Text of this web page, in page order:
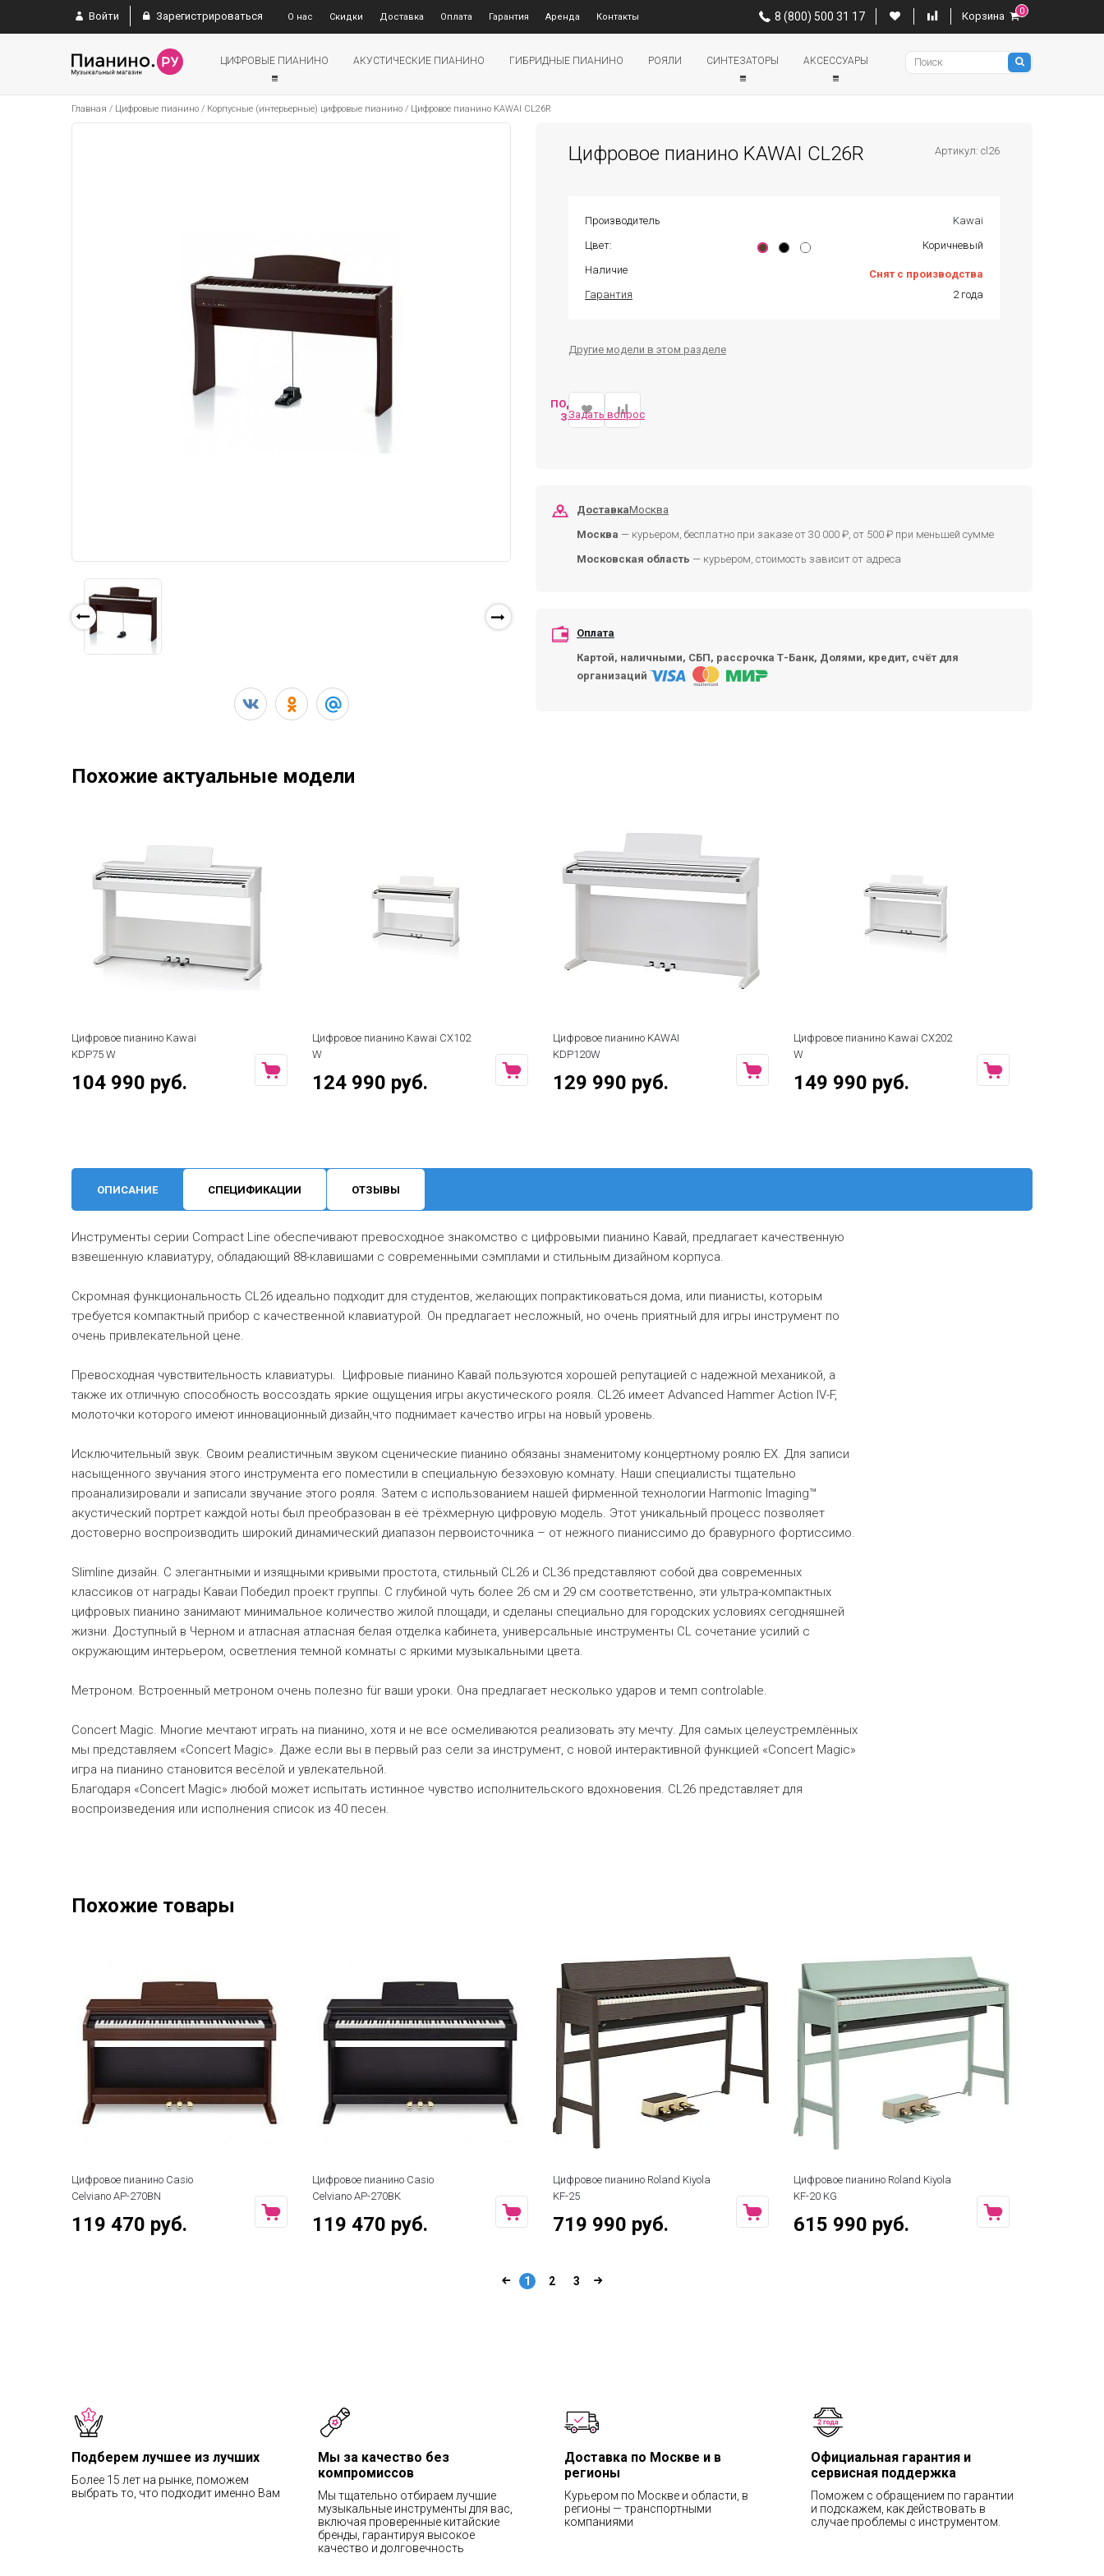
8 (800) 500 31 17 Корзина
Pianino
Войти Зарегистрироваться О нас Скидки Доставка Оплата Гарантия Аренда Контакты 8 (800) 500 31 17 Корзина 0
ЦИФРОВЫЕ ПИАНИНО АКУСТИЧЕСКИЕ ПИАНИНО ГИБРИДНЫЕ ПИАНИНО РОЯЛИ СИНТЕЗАТОРЫ АКСЕССУАРЫ
Главная / Цифровые пианино / Корпусные (интерьерные) цифровые пианино / Цифровое пианино KAWAI CL26R
Цифровое пианино KAWAI CL26R Артикул: cl26
Производитель
Kawai
Цвет:
Коричневый
Наличие
Снят с производства
Гарантия
2 года
Другие модели в этом разделе
ПОДОБРАТЬ
ЗАМЕНУ
Задать вопрос
ДоставкаМосква
Москва — курьером, бесплатно при заказе от 30 000 ₽, от 500 ₽ при меньшей сумме
Московская область — курьером, стоимость зависит от адреса
Оплата
Картой, наличными, СБП, рассрочка Т-Банк, Долями, кредит, счёт для
организаций
Похожие актуальные модели
Цифровое пианино Kawai
KDP75 W
104 990 руб.
Цифровое пианино Kawai CX102
W
124 990 руб.
Цифровое пианино KAWAI
KDP120W
129 990 руб.
Цифровое пианино Kawai CX202
W
149 990 руб.
ОПИСАНИЕ СПЕЦИФИКАЦИИ ОТЗЫВЫ
Инструменты cерии Compact Line обеспечивают превосходное знакомство с цифровыми пианино Кавай, предлагает качественную
взвешенную клавиатуру, обладающий 88-клавишами с современными сэмплами и стильным дизайном корпуса.
Скромная функциональность CL26 идеально подходит для студентов, желающих попрактиковаться дома, или пианисты, которым
требуется компактный прибор с качественной клавиатурой. Он предлагает несложный, но очень приятный для игры инструмент по
очень привлекательной цене.
Превосходная чувствительность клавиатуры. Цифровые пианино Кавай пользуются хорошей репутацией с надежной механикой, а
также их отличную способность воссоздать яркие ощущения игры акустического рояля. CL26 имеет Advanced Hammer Action IV-F,
молоточки которого имеют инновационный дизайн,что поднимает качество игры на новый уровень.
Исключительный звук. Своим реалистичным звуком сценические пианино обязаны знаменитому концертному роялю ЕХ. Для записи
насыщенного звучания этого инструмента его поместили в специальную безэховую комнату. Наши специалисты тщательно
проанализировали и записали звучание этого рояля. Затем с использованием нашей фирменной технологии Harmonic Imaging™
акустический портрет каждой ноты был преобразован в её трёхмерную цифровую модель. Этот уникальный процесс позволяет
достоверно воспроизводить широкий динамический диапазон первоисточника – от нежного пианиссимо до бравурного фортиссимо.
Slimline дизайн. С элегантными и изящными кривыми простота, стильный CL26 и CL36 представляют собой два современных
классиков от награды Каваи Победил проект группы. С глубиной чуть более 26 см и 29 см соответственно, эти ультра-компактных
цифровых пианино занимают минимальное количество жилой площади, и сделаны специально для городских условиях сегодняшней
жизни. Доступный в Черном и атласная атласная белая отделка кабинета, универсальные инструменты CL сочетание усилий с
окружающим интерьером, осветления темной комнаты с яркими музыкальными цвета.
Метроном. Встроенный метроном очень полезно für ваши уроки. Она предлагает несколько ударов и темп controlable.
Concert Magic. Многие мечтают играть на пианино, хотя и не все осмеливаются реализовать эту мечту. Для самых целеустремлённых
мы представляем «Concert Magic». Даже если вы в первый раз сели за инструмент, с новой интерактивной функцией «Concert Magic»
игра на пианино становится весёлой и увлекательной.
Благодаря «Concert Magic» любой может испытать истинное чувство исполнительского вдохновения. СL26 представляет для
воспроизведения или исполнения список из 40 песен.
Похожие товары
Цифровое пианино Casio
Celviano AP-270BN
119 470 руб.
Цифровое пианино Casio
Celviano AP-270BK
119 470 руб.
Цифровое пианино Roland Kiyola
KF-25
719 990 руб.
Цифровое пианино Roland Kiyola
KF-20 KG
615 990 руб.
1 2 3
Подберем лучшее из лучших
Более 15 лет на рынке, поможем
выбрать то, что подходит именно Вам
Мы за качество без
компромиссов
Мы тщательно отбираем лучшие
музыкальные инструменты для вас,
включая проверенные китайские
бренды, гарантируя высокое
качество и долговечность
Доставка по Москве и в
регионы
Курьером по Москве и области, в
регионы — транспортными
компаниями
Официальная гарантия и
сервисная поддержка
Поможем с обращением по гарантии
и подскажем, как действовать в
случае проблемы с инструментом.